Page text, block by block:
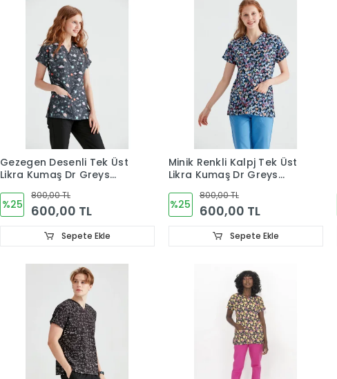
Gezegen Desenli Tek Üst
Likra Kumaş Dr Greys
%25
800,00 TL
600,00 TL
Sepete Ekle
Minik Renkli Kalpj Tek Üst
Likra Kumaş Dr Greys
%25
800,00 TL
600,00 TL
Sepete Ekle